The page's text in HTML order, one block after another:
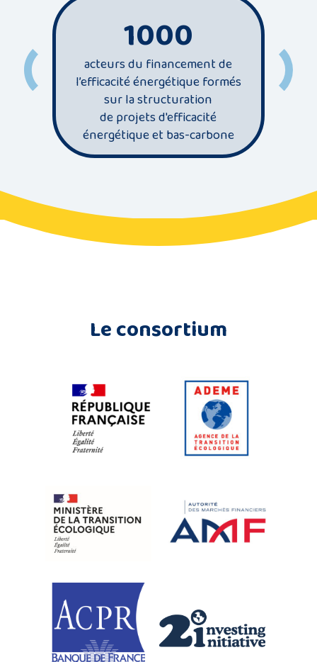
1000
acteurs du financement de
l’efficacité énergétique formés
sur la structuration
de projets d'efficacité
énergétique et bas-carbone
Le consortium